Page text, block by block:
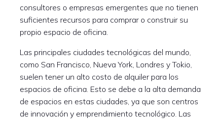
consultores o empresas emergentes que no tienen
suficientes recursos para comprar o construir su
propio espacio de oficina.
Las principales ciudades tecnológicas del mundo,
como San Francisco, Nueva York, Londres y Tokio,
suelen tener un alto costo de alquiler para los
espacios de oficina. Esto se debe a la alta demanda
de espacios en estas ciudades, ya que son centros
de innovación y emprendimiento tecnológico. Las